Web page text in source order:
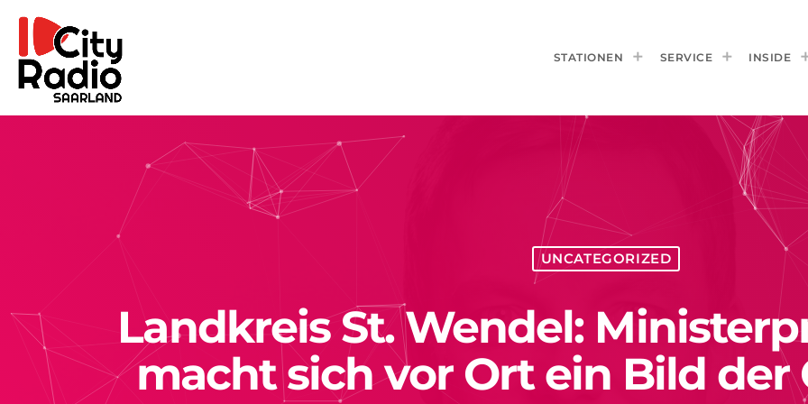
STATIONEN SERVICE INSIDE
UNCATEGORIZED
Landkreis St. Wendel:
macht sich vor Ort ein Bild der